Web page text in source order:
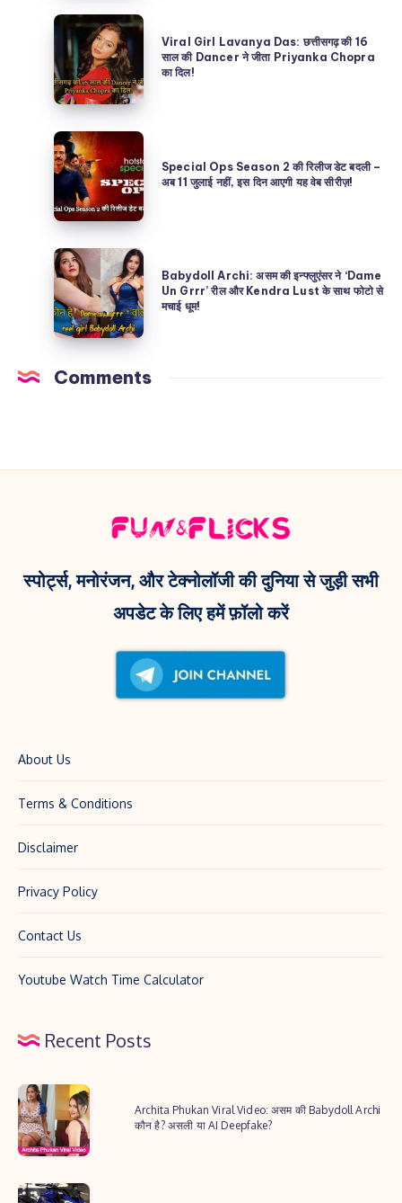
असम
की
Babydoll
Archi
कौन
है?
असली
या
AI
Viral
Girl
Lavanya
Das:
छत्तीसगढ़
की
16
साल
की
Dancer
ने
जीता
Priyanka
का
Viral Girl Lavanya Das: छत्तीसगढ़ की 16
साल की Dancer ने जीता Priyanka Chopra
का दिल!
Special
Ops
Season
2
की
रिलीज
डेट
बदली
–
अब
इस
वेब
सीरीज़!
Special Ops Season 2 की रिलीज डेट बदली –
अब 11 जुलाई नहीं, इस दिन आएगी यह वेब सीरीज़!
Babydoll
Archi:
असम
की
ने
के
Babydoll Archi: असम की इन्फ्लुएंसर ने ‘Dame
Un Grrr’ रील और Kendra Lust के साथ फोटो से
मचाई धूम!
Comments
स्पोर्ट्स, मनोरंजन, और टेक्नोलॉजी की दुनिया से जुड़ी सभी
अपडेट के लिए हमें फ़ॉलो करें
About Us
Terms & Conditions
Disclaimer
Privacy Policy
Contact Us
Youtube Watch Time Calculator
Recent Posts
Archita
Phukan
Viral
असम
Archita Phukan Viral Video: असम की Babydoll Archi
कौन है? असली या AI Deepfake?
2025